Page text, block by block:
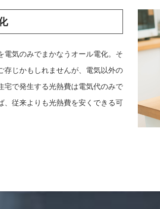
電気のみでまかなうオール電化。そ
存じかもしれませんが、電気以外の
宅で発生する光熱費は電気代のみで
、従来よりも光熱費を安くできる可